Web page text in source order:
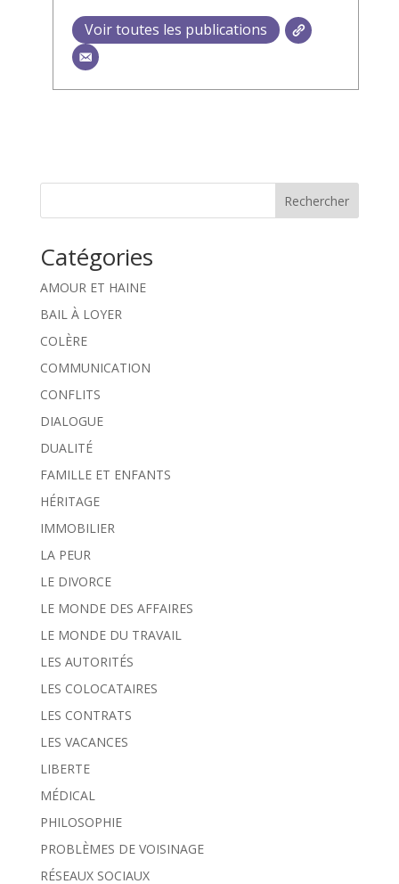
Voir toutes les publications
Rechercher
Catégories
AMOUR ET HAINE
BAIL À LOYER
COLÈRE
COMMUNICATION
CONFLITS
DIALOGUE
DUALITÉ
FAMILLE ET ENFANTS
HÉRITAGE
IMMOBILIER
LA PEUR
LE DIVORCE
LE MONDE DES AFFAIRES
LE MONDE DU TRAVAIL
LES AUTORITÉS
LES COLOCATAIRES
LES CONTRATS
LES VACANCES
LIBERTE
MÉDICAL
PHILOSOPHIE
PROBLÈMES DE VOISINAGE
RÉSEAUX SOCIAUX